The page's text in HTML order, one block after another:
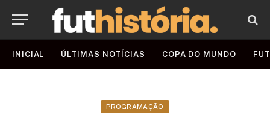
INICIAL ÚLTIMAS NOTÍCIAS COPA DO MUNDO
PROGRAMAÇÃO